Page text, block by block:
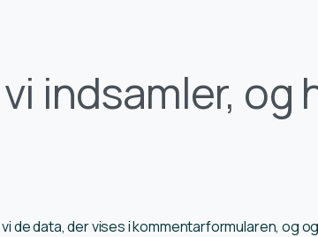
indsamler, og
data, der vises i kommentarformularen, og